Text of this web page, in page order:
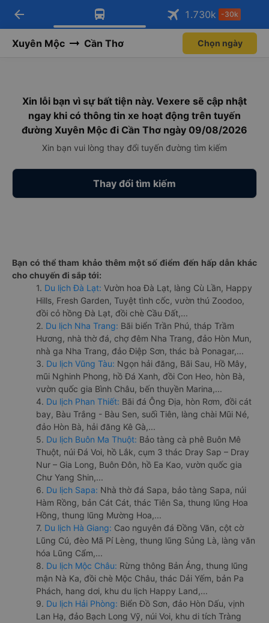
Tải app Vexere ngay!
Nhận ưu đãi thành viên độc
Mở app
Tải app Vexere
-30k/ghế khi đặt vé máy bay qua
Mở app
arrow_back 1.730k -30k
Xuyên Mộc Cần Thơ Chọn ngày
Xin lỗi bạn vì sự bất tiện này. Vexere sẽ cập nhật
ngay khi có thông tin xe hoạt động trên tuyến
đường Xuyên Mộc đi Cần Thơ ngày 09/08/2026
Xin bạn vui lòng thay đổi tuyến đường tìm kiếm
Thay đổi tìm kiếm
Bạn có thể tham khảo thêm một số điểm đến hấp dẫn khác
cho chuyến đi sắp tới:
1. Du lịch Đà Lạt: Vườn hoa Đà Lạt, làng Cù Lần, Happy
Hills, Fresh Garden, Tuyệt tình cốc, vườn thú Zoodoo,
đồi cỏ hồng Đà Lạt, đồi chè Cầu Đất,...
2. Du lịch Nha Trang: Bãi biển Trần Phú, tháp Trầm
Hương, nhà thờ đá, chợ đêm Nha Trang, đảo Hòn Mun,
nhà ga Nha Trang, đảo Điệp Sơn, thác bà Ponagar,...
3. Du lịch Vũng Tàu: Ngọn hải đăng, Bãi Sau, Hồ Mây,
mũi Nghinh Phong, hồ Đá Xanh, đồi Con Heo, hòn Bà,
vườn quốc gia Bình Châu, bến thuyền Marina,...
4. Du lịch Phan Thiết: Bãi đá Ông Địa, hòn Rơm, đồi cát
bay, Bàu Trắng - Bàu Sen, suối Tiên, làng chài Mũi Né,
đảo Hòn Bà, hải đăng Kê Gà,...
5. Du lịch Buôn Ma Thuột: Bảo tàng cà phê Buôn Mê
Thuột, núi Đá Voi, hồ Lắk, cụm 3 thác Dray Sap – Dray
Nur – Gia Long, Buôn Đôn, hồ Ea Kao, vườn quốc gia
Chư Yang Shin,...
6. Du lịch Sapa: Nhà thờ đá Sapa, bảo tàng Sapa, núi
Hàm Rồng, bản Cát Cát, thác Tiên Sa, thung lũng Hoa
Hồng, thung lũng Mường Hoa,...
7. Du lịch Hà Giang: Cao nguyên đá Đồng Văn, cột cờ
Lũng Cú, đèo Mã Pí Lèng, thung lũng Sủng Là, làng văn
hóa Lũng Cẩm,...
8. Du lịch Mộc Châu: Rừng thông Bản Áng, thung lũng
mận Nà Ka, đồi chè Mộc Châu, thác Dải Yếm, bản Pa
Phách, hang dơi, khu du lịch Happy Land,...
9. Du lịch Hải Phòng: Biển Đồ Sơn, đảo Hòn Dấu, vịnh
Lan Hạ, đảo Bạch Long Vỹ, núi Voi, khu di tích Tràng